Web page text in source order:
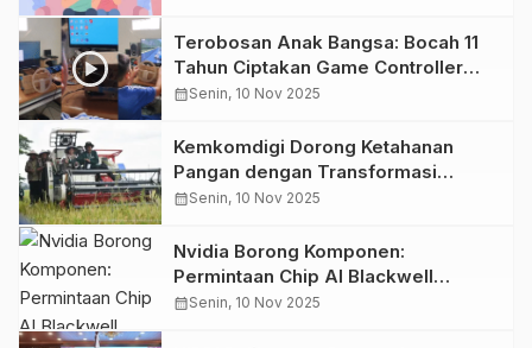
Terobosan Anak Bangsa: Bocah 11
Tahun Ciptakan Game Controller
Fungsional dari Kardus Berkat
calendar_monthSenin, 10 Nov 2025
Kemkomdigi Dorong Ketahanan
Pangan dengan Transformasi
Pertanian Digital: Produktivitas Naik,
calendar_monthSenin, 10 Nov 2025
Nvidia Borong Komponen:
Permintaan Chip AI Blackwell
Meledak, TSMC Kewalahan
calendar_monthSenin, 10 Nov 2025